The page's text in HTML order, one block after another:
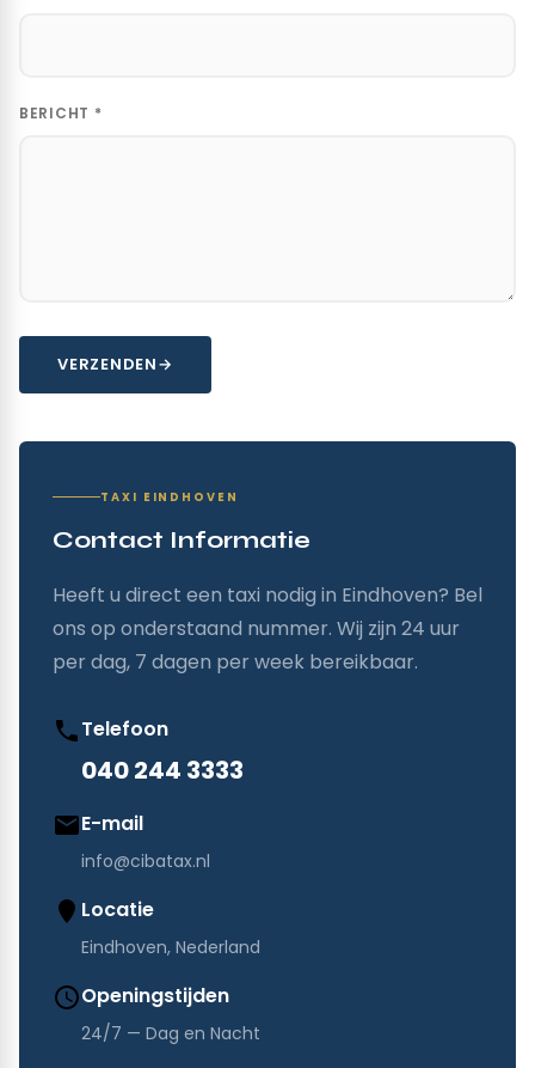
BERICHT *
VERZENDEN
TAXI EINDHOVEN
Contact Informatie
Heeft u direct een taxi nodig in Eindhoven? Bel
ons op onderstaand nummer. Wij zijn 24 uur
per dag, 7 dagen per week bereikbaar.
Telefoon
040 244 3333
E-mail
info@cibatax.nl
Locatie
Eindhoven, Nederland
Openingstijden
24/7 — Dag en Nacht